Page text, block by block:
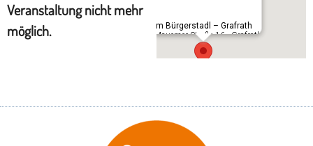
Veranstaltung nicht mehr
möglich.
Im Bürgerstadl – Grafrath
Mauerner Straße 16 - Grafrath